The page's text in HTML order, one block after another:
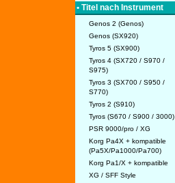
• Titel nach Instrument
Genos 2 (Genos)
Genos (SX920)
Tyros 5 (SX900)
Tyros 4 (SX720 / S970 /
S975)
Tyros 3 (SX700 / S950 /
S770)
Tyros 2 (S910)
Tyros (S670 / S900 / 3000)
PSR 9000/pro / XG
Korg Pa4X + kompatible
(Pa5X/Pa1000/Pa700)
Korg Pa1/X + kompatible
XG / SFF Style